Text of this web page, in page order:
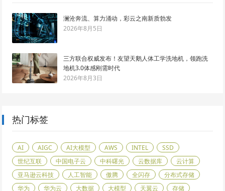
澜沧奔流、算力涌动，彩云之南新质勃发
2026年8月5日
三方联合权威发布！友望天鹅人体工学洗地机，领跑洗
地机3.0体感刚需时代
2026年8月3日
热门标签
AI AIGC AI大模型 AWS INTEL
SSD
世纪互联
中国电子云 中科曙光 云数据库
云计算
亚马逊云科技
人工智能 傲腾 全闪存
分布式存储
华为
华为云 大数据 大模型 天翼云
存储